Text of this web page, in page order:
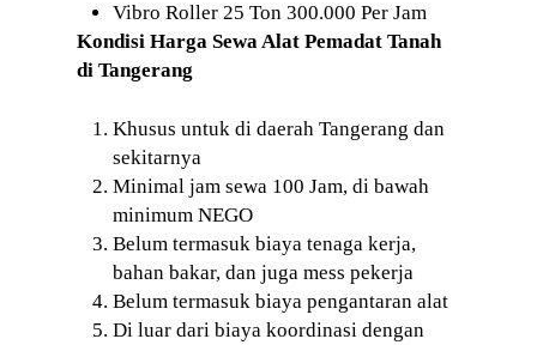
Vibro Roller 25 Ton 300.000 Per Jam
Kondisi Harga Sewa Alat Pemadat Tanah
di Tangerang
Khusus untuk di daerah Tangerang dan
sekitarnya
Minimal jam sewa 100 Jam, di bawah
minimum NEGO
Belum termasuk biaya tenaga kerja,
bahan bakar, dan juga mess pekerja
Belum termasuk biaya pengantaran alat
Di luar dari biaya koordinasi dengan